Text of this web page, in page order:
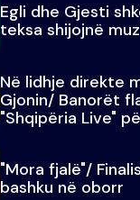
Egli dhe Gjesti
teksa shijojnë
Në lidhje direkte
Gjonin/ Banorët
"Shqipëria Live"
"Mora fjalë"/
bashku në oborr